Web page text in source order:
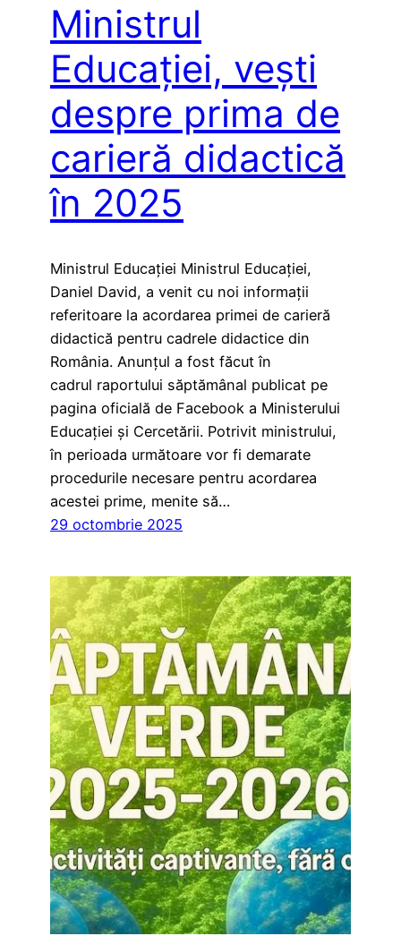
Ministrul
Educației, vești
despre prima de
carieră didactică
în 2025
Ministrul Educației Ministrul Educației,
Daniel David, a venit cu noi informații
referitoare la acordarea primei de carieră
didactică pentru cadrele didactice din
România. Anunțul a fost făcut în
cadrul raportului săptămânal publicat pe
pagina oficială de Facebook a Ministerului
Educației și Cercetării. Potrivit ministrului,
în perioada următoare vor fi demarate
procedurile necesare pentru acordarea
acestei prime, menite să…
29 octombrie 2025